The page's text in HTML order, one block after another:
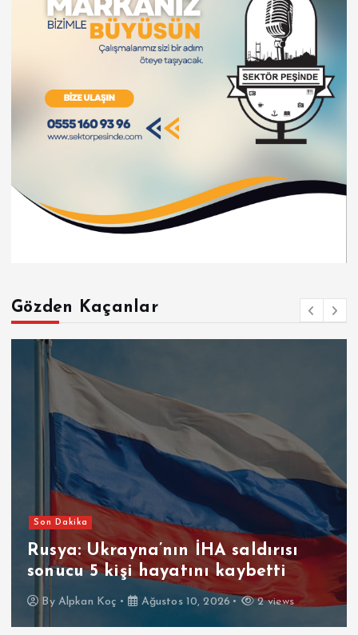
Gözden Kaçanlar
Son Dakika
Rusya: Ukrayna’nın İHA saldırısı
sonucu 5 kişi hayatını kaybetti
By Alpkan Koç Ağustos 10, 2026 2 views